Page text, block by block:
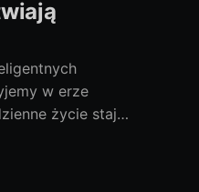
w erze
życie staje
wokół
nie